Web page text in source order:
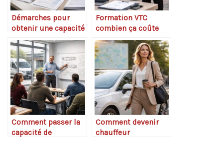
Démarches pour
obtenir une capacité
de transport
marchandises
Formation VTC
combien ça coûte
vraiment
Comment passer la
capacité de
Comment devenir
chauffeur